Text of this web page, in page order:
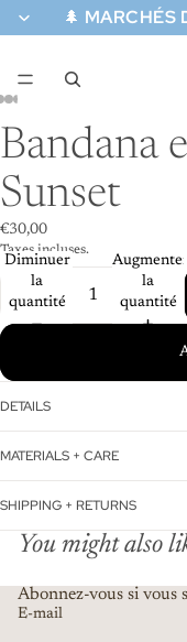
🌲 MARCHÉS
Bandana
Sunset
€30,00
Taxes incluses.
Diminuer
la
quantité
Augmenter
la
quantité
DETAILS
MATERIALS + CARE
SHIPPING + RETURNS
You might also
Abonnez-vous si vous
E-mail